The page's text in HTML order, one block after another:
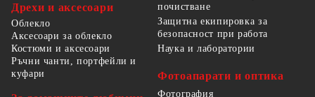
Дрехи и аксесоари
Облекло
Аксесоари за облекло
Костюми и аксесоари
Ръчни чанти, портфейли и
куфари
почистване
Защитна екипировка за
безопасност при работа
Наука и лаборатории
Фотоапарати и оптика
Фотография